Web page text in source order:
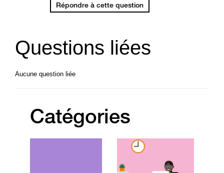
Répondre à cette question
Questions liées
Aucune question liée
Catégories